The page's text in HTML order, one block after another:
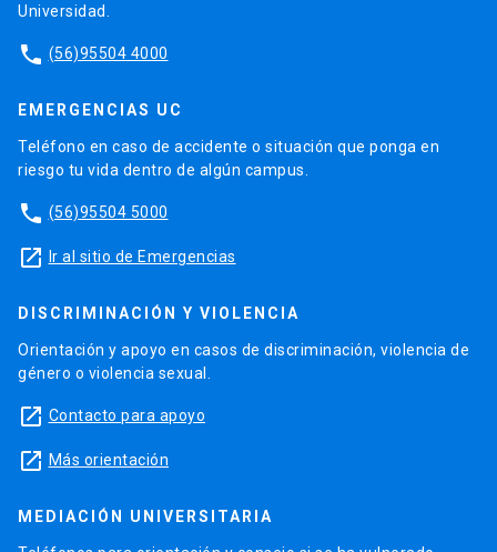
Universidad.
phone (56)95504 4000
EMERGENCIAS UC
Teléfono en caso de accidente o situación que ponga en
riesgo tu vida dentro de algún campus.
phone (56)95504 5000
launch Ir al sitio de Emergencias
DISCRIMINACIÓN Y VIOLENCIA
Orientación y apoyo en casos de discriminación, violencia de
género o violencia sexual.
launch Contacto para apoyo
launch Más orientación
MEDIACIÓN UNIVERSITARIA